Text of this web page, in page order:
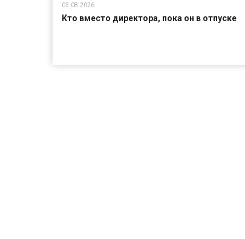
03.08.2026
Кто вместо директора, пока он в отпуске